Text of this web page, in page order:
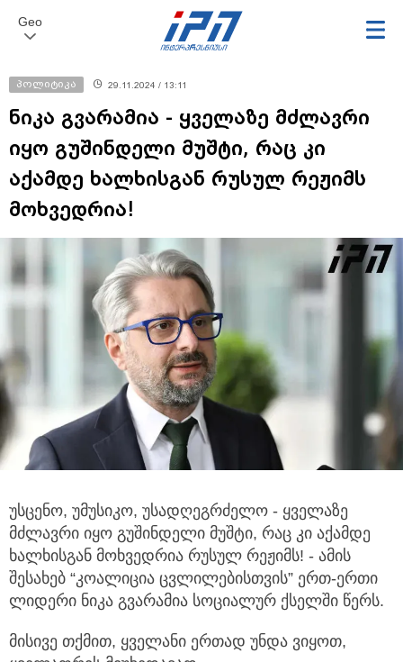
Geo
პოლიტიკა 29.11.2024 / 13:11
ნიკა გვარამია - ყველაზე მძლავრი
იყო გუშინდელი მუშტი, რაც კი
აქამდე ხალხისგან რუსულ რეჟიმს
მოხვედრია!
უსცენო, უმუსიკო, უსადღეგრძელო - ყველაზე
მძლავრი იყო გუშინდელი მუშტი, რაც კი აქამდე
ხალხისგან მოხვედრია რუსულ რეჟიმს! - ამის
შესახებ “კოალიცია ცვლილებისთვის” ერთ-ერთი
ლიდერი ნიკა გვარამია სოციალურ ქსელში წერს.
მისივე თქმით, ყველანი ერთად უნდა ვიყოთ,